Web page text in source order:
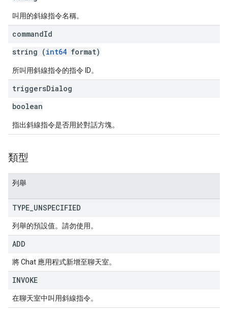
叫用的斜線指令名稱。
commandId
string (int64 format)
所叫用斜線指令的指令 ID。
triggersDialog
boolean
指出斜線指令是否用於對話方塊。
類型
列舉
TYPE UNSPECIFIED
列舉的預設值。請勿使用。
ADD
將 Chat 應用程式新增至聊天室。
INVOKE
在聊天室中叫用斜線指令。